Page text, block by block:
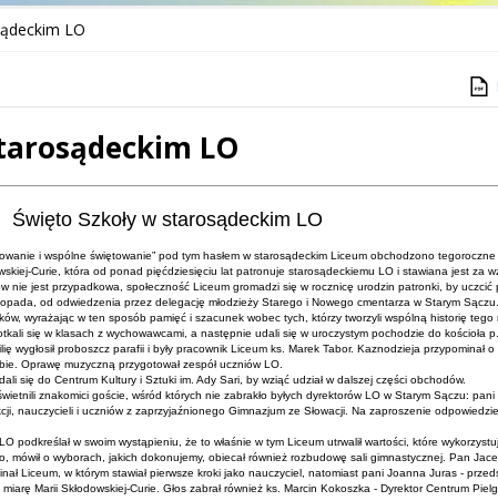
LO
LO
Święto Szkoły w starosądeckim LO
i wspólne świętowanie” pod tym hasłem w starosądeckim Liceum obchodzono tegoroczne
Curie, która od ponad pięćdziesięciu lat patronuje starosądeckiemu LO i stawiana jest za
nie jest przypadkowa, społeczność Liceum gromadzi się w rocznicę urodzin patronki, by uczcić
od odwiedzenia przez delegację młodzieży Starego i Nowego cmentarza w Starym
wyrażając w ten sposób pamięć i szacunek wobec tych, którzy tworzyli wspólną historię tego
się w klasach z wychowawcami, a następnie udali się w uroczystym pochodzie do kościoła
wygłosił proboszcz parafii i były pracownik Liceum ks. Marek Tabor. Kaznodzieja przypominał
Oprawę muzyczną przygotował zespół uczniów LO.
się do Centrum Kultury i Sztuki im. Ady Sari, by wziąć udział w dalszej części obchodów.
znakomici goście, wśród których nie zabrakło byłych dyrektorów LO w Starym Sączu: pani
nauczycieli i uczniów z zaprzyjaźnionego Gimnazjum ze Słowacji. Na zaproszenie
podkreślał w swoim wystąpieniu, że to właśnie w tym Liceum utrwalił wartości, które
mówił o wyborach, jakich dokonujemy, obiecał również rozbudowę sali gimnastycznej. Pan
Liceum, w którym stawiał pierwsze kroki jako nauczyciel, natomiast pani Joanna Juras -
Marii Skłodowskiej-Curie. Głos zabrał również ks. Marcin Kokoszka - Dyrektor Centrum